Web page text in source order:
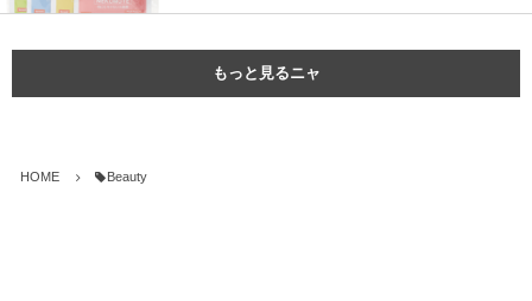
もっと見るニャ
HOME Beauty